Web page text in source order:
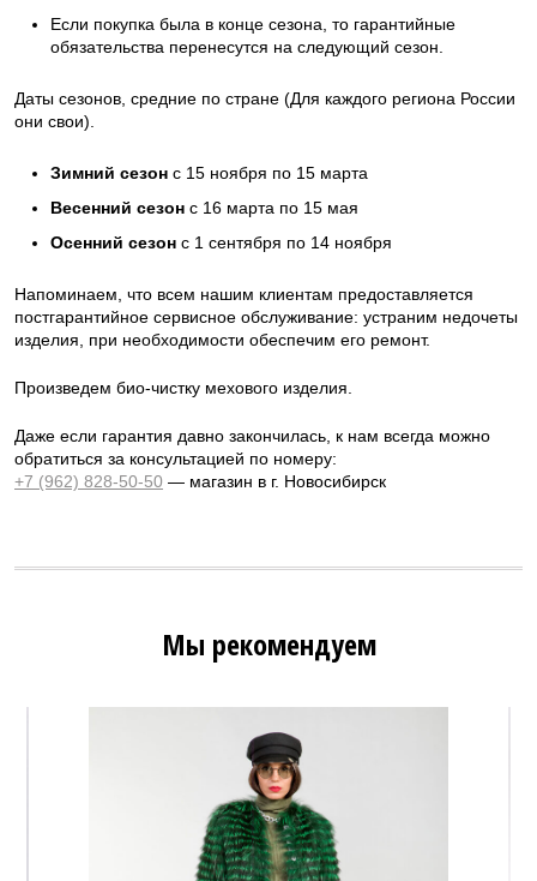
Если покупка была в конце сезона, то гарантийные
обязательства перенесутся на следующий сезон.
Даты сезонов, средние по стране (Для каждого региона России
они свои).
Зимний сезон с 15 ноября по 15 марта
Весенний сезон с 16 марта по 15 мая
Осенний сезон с 1 сентября по 14 ноября
Напоминаем, что всем нашим клиентам предоставляется
постгарантийное сервисное обслуживание: устраним недочеты
изделия, при необходимости обеспечим его ремонт.
Произведем био-чистку мехового изделия.
Даже если гарантия давно закончилась, к нам всегда можно
обратиться за консультацией по номеру:
+7 (962) 828-50-50 — магазин в г. Новосибирск
Мы рекомендуем